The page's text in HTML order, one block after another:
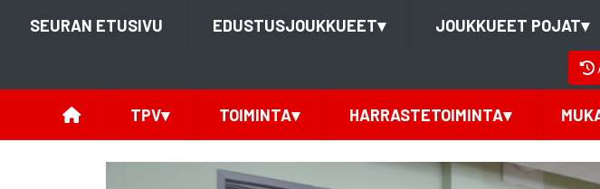
SEURAN ETUSIVU EDUSTUSJOUKKUEET▾ JOUKKUEET POJAT▾
TPV▾ TOIMINTA▾ HARRASTETOIMINTA▾